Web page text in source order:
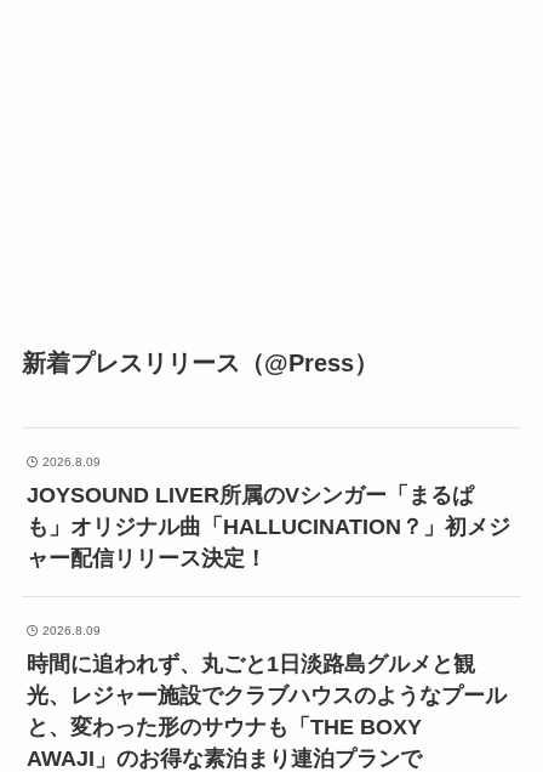
新着プレスリリース（@Press）
2026.8.09
JOYSOUND LIVER所属のVシンガー「まるぱ
も」オリジナル曲「HALLUCINATION？」初メジ
ャー配信リリース決定！
2026.8.09
時間に追われず、丸ごと1日淡路島グルメと観
光、レジャー施設でクラブハウスのようなプール
と、変わった形のサウナも「THE BOXY
AWAJI」のお得な素泊まり連泊プランで